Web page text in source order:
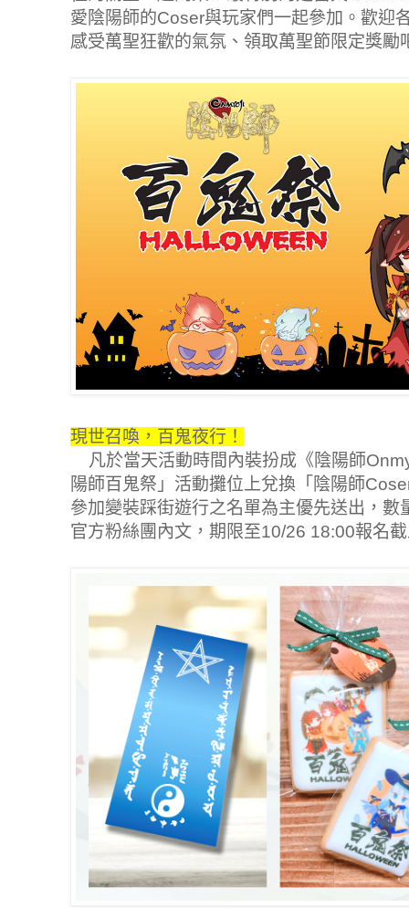
愛陰陽師的Coser與玩家們一起參加。歡迎
感受萬聖狂歡的氣氛、領取萬聖節限定獎勵
現世召喚，百鬼夜行！
凡於當天活動時間內裝扮成《陰陽師
陽師百鬼祭」活動攤位上兌換「陰陽師
參加變裝踩街遊行之名單為主優先送出，
官方粉絲團內文，期限至10/26 18:00報名